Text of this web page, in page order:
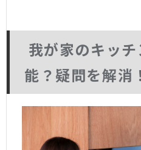
我が家のキッ
能？疑問を解消！